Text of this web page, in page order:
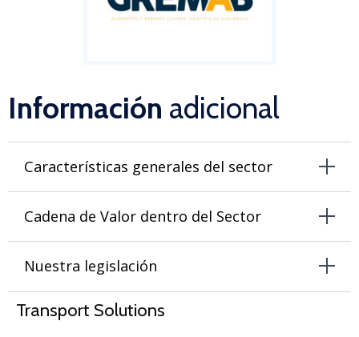
Información adicional
Características generales del sector
Cadena de Valor dentro del Sector
Nuestra legislación
Transport Solutions